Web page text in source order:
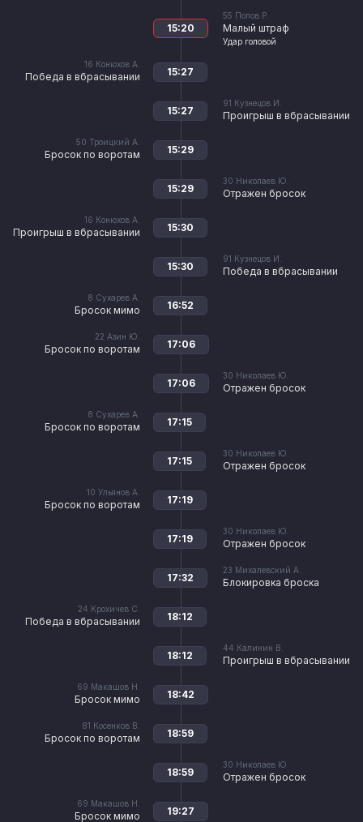
55 Попов Р.
Малый штраф
Удар головой
15:20
16 Конюхов А.
Победа в вбрасывании 15:27
91 Кузнецов И.
Проигрыш в вбрасывании
15:27
50 Троицкий А.
Бросок по воротам 15:29
30 Николаев Ю.
Отражен бросок
15:29
16 Конюхов А.
Проигрыш в вбрасывании 15:30
91 Кузнецов И.
Победа в вбрасывании
15:30
8 Сухарев А.
Бросок мимо 16:52
22 Азин Ю.
Бросок по воротам 17:06
30 Николаев Ю.
Отражен бросок
17:06
8 Сухарев А.
Бросок по воротам 17:15
30 Николаев Ю.
Отражен бросок
17:15
10 Ульянов А.
Бросок по воротам 17:19
30 Николаев Ю.
Отражен бросок
17:19
23 Михалевский А.
Блокировка броска
17:32
24 Крохичев С.
Победа в вбрасывании 18:12
44 Калинин В.
Проигрыш в вбрасывании
18:12
69 Макашов Н.
Бросок мимо 18:42
81 Косенков В.
Бросок по воротам 18:59
30 Николаев Ю.
Отражен бросок
18:59
69 Макашов Н.
Бросок мимо 19:27